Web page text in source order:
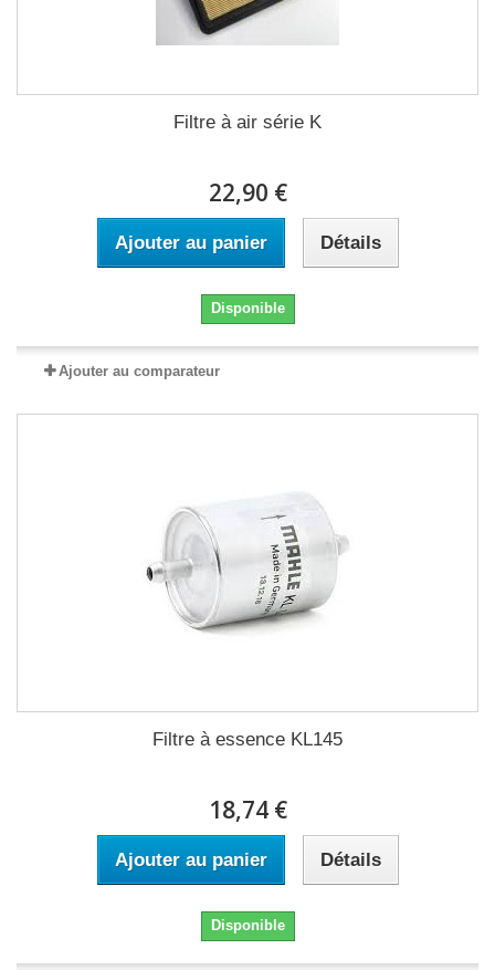
Filtre à air série K
22,90 €
Ajouter au panier Détails
Disponible
Ajouter au comparateur
Filtre à essence KL145
18,74 €
Ajouter au panier Détails
Disponible